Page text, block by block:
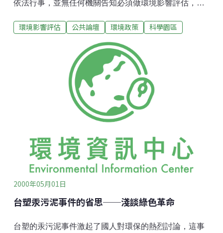
依法行事，並無任何機關告知必須做環境影響評估，因
這件事立即引來一陣熱烈討論，也有教授級的環保專家
瑕疵責令停工有欠周延。我們不禁要問：『台灣還有明
天嗎？』此件事件透露出幾個問題，在充斥著向錢看的
台灣社會，單以甘冒影響經濟發展的大不諱，敢向國內
當紅炸仔雞的IC產業下刀，就讓人感覺到台灣尚有一絲
絲希望。只是後續的發展，卻又讓人不自覺的感到氣
餒，輿論幾乎是一面倒的同情聯電，而沒有人深切的反
省台灣的環保政策，難道台灣社會只是一個見錢眼開而
統選舉來的重要與嚴肅。台灣要不要有明天，這一代人
如何為下一代子孫留下永續的美好山河，是我們該重視
的問題。交大與清大的教授常感嘆的
環境影響評估 公共論壇 環境政策 科學園區
2000年05月01日
台塑汞污泥事件的省思──淺談綠色革命
台塑的汞污泥事件激起了國人對環保的熱烈討論，這事